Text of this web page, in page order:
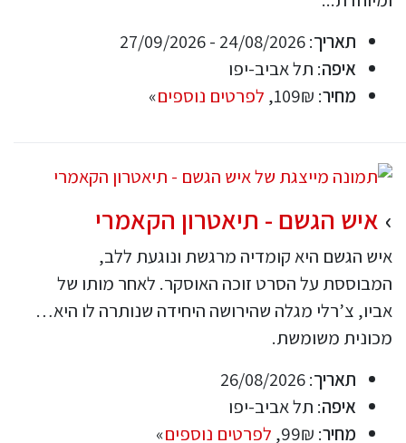
תאריך: 24/08/2026 - 27/09/2026
איפה: תל אביב-יפו
מחיר: 109₪, לפרטים נוספים»
איש הגשם - תיאטרון הקאמרי
איש הגשם היא קומדיה מרגשת ונוגעת ללב,
המבוססת על הסרט זוכה האוסקר. לאחר מותו של
אביו, צ’רלי מגלה שהירושה היחידה שנותרה לו היא…
מכונית משומשת.
תאריך: 26/08/2026
איפה: תל אביב-יפו
מחיר: 99₪, לפרטים נוספים»